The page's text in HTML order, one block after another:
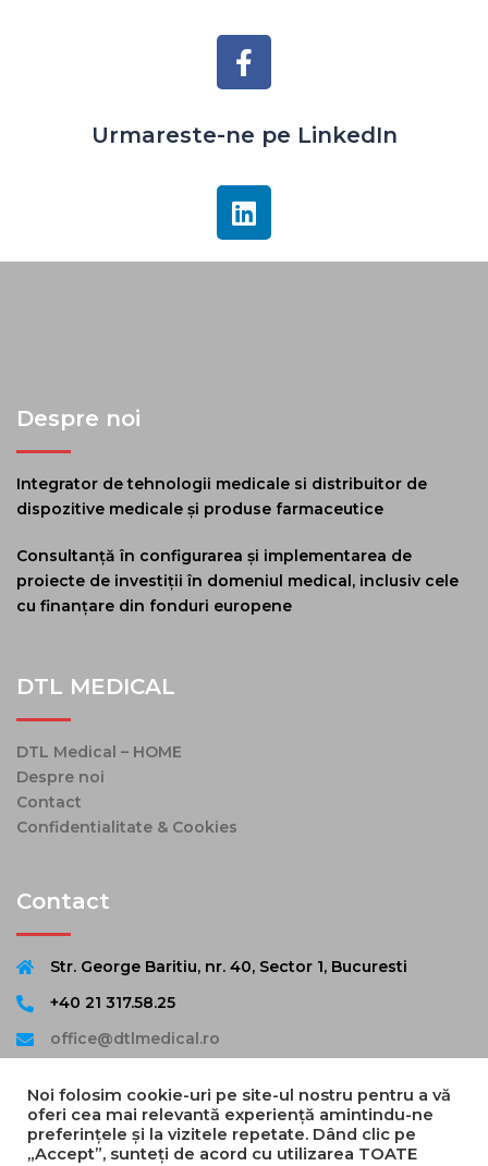
Urmareste-ne pe LinkedIn
Despre noi
Integrator de tehnologii medicale si distribuitor de
dispozitive medicale și produse farmaceutice
Consultanță în configurarea și implementarea de
proiecte de investiții în domeniul medical, inclusiv cele
cu finanțare din fonduri europene
DTL MEDICAL
DTL Medical – HOME
Despre noi
Contact
Confidentialitate & Cookies
Contact
Str. George Baritiu, nr. 40, Sector 1, Bucuresti
+40 21 317.58.25
office@dtlmedical.ro
Noi folosim cookie-uri pe site-ul nostru pentru a vă
oferi cea mai relevantă experiență amintindu-ne
preferințele și la vizitele repetate. Dând clic pe
„Accept”, sunteți de acord cu utilizarea TOATE